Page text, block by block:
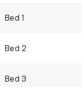
Bed 1
Bed 2
Bed 3